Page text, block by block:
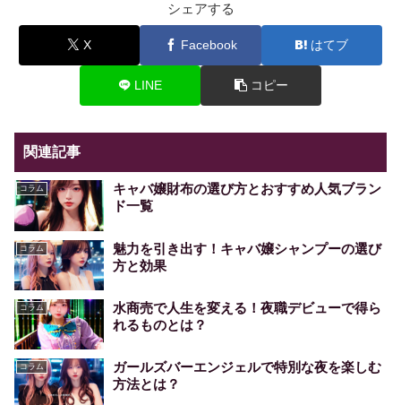
シェアする
X Facebook はてブ
LINE コピー
関連記事
コラム
キャバ嬢財布の選び方とおすすめ人気ブラン
ド一覧
コラム
魅力を引き出す！キャバ嬢シャンプーの選び
方と効果
コラム
水商売で人生を変える！夜職デビューで得ら
れるものとは？
コラム
ガールズバーエンジェルで特別な夜を楽しむ
方法とは？